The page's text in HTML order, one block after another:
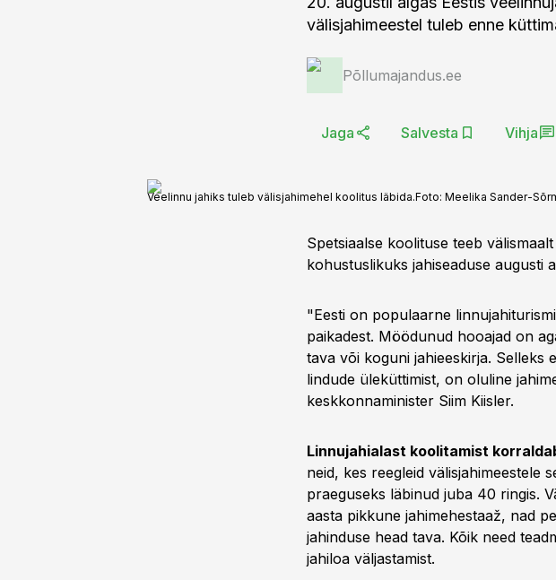
välisjahimeestel tuleb enne
Põllumajandus.ee
Jaga Salvesta Vihja
Veelinnu jahiks tuleb välisjahimehel koolitus läbida.Foto: Meelika Sander-
Spetsiaalse koolituse teeb
kohustuslikuks jahiseaduse augusti
"Eesti on populaarne
paikadest. Möödunud hooajad on
tava või koguni jahieeskirja. Selleks
lindude üleküttimist, on oluline
keskkonnaminister Siim Kiisler.
Linnujahialast koolitamist
neid, kes reegleid välisjahimeestele
praeguseks läbinud juba 40 ringis.
aasta pikkune jahimehestaaž, nad
jahinduse head tava. Kõik need
jahiloa väljastamist.